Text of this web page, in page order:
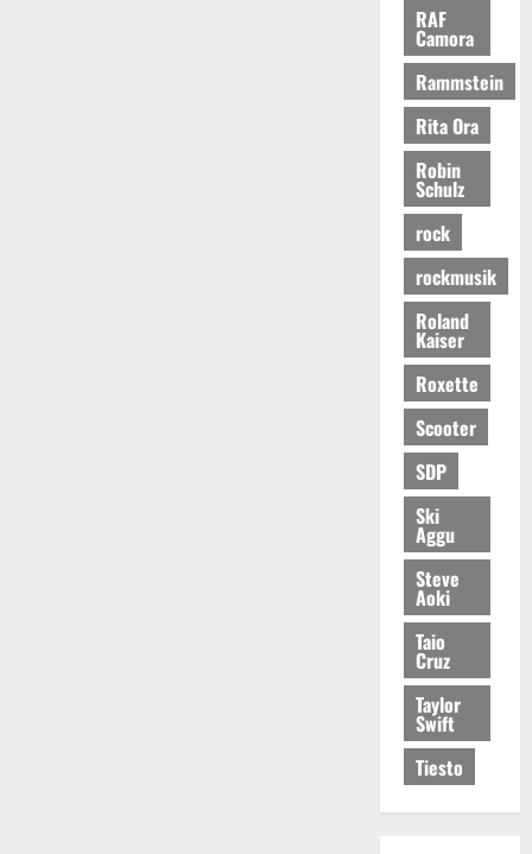
RAF
Camora
Rammstein
Rita Ora
Robin
Schulz
rock
rockmusik
Roland
Kaiser
Roxette
Scooter
SDP
Ski
Aggu
Steve
Aoki
Taio
Cruz
Taylor
Swift
Tiesto